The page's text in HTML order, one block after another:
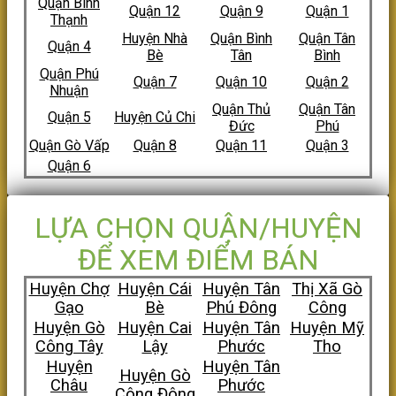
Thạnh
Quận 12 Quận 9 Quận 1
Quận 4
Huyện Nhà
Bè
Quận Bình
Tân
Quận Tân
Bình
Quận Phú
Nhuận
Quận 7 Quận 10 Quận 2
Quận 5 Huyện Củ Chi
Quận Thủ
Đức
Quận Tân
Phú
Quận Gò Vấp
Quận 8 Quận 11
Quận 3
Quận 6
LỰA CHỌN QUẬN/HUYỆN
ĐỂ XEM ĐIỂM BÁN
Huyện Chợ
Gạo
Huyện Cái
Bè
Huyện Tân
Phú Đông
Thị Xã Gò
Công
Huyện Gò
Công Tây
Huyện Cai
Lậy
Huyện Tân
Phước
Huyện Mỹ
Tho
Huyện
Châu
Huyện Gò
Huyện Tân
Phước